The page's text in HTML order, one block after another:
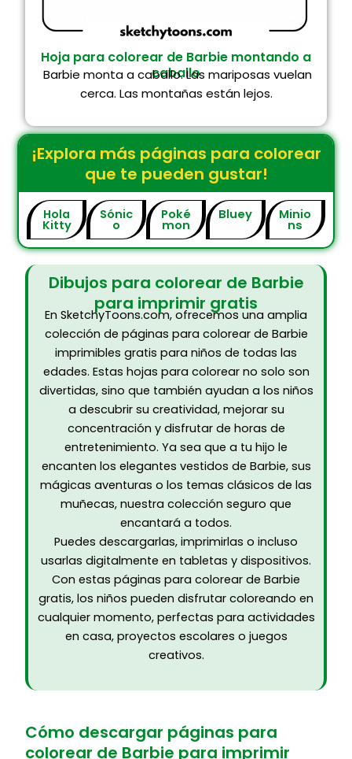
Hoja para colorear de Barbie montando a
caballo
Barbie monta a caballo. Las mariposas vuelan
cerca. Las montañas están lejos.
¡Explora más páginas para colorear
que te pueden gustar!
Hola
Kitty
Sónic
o
Poké
mon
Bluey Minio
ns
Dibujos para colorear de Barbie
para imprimir gratis
En SketchyToons.com, ofrecemos una amplia
colección de páginas para colorear de Barbie
imprimibles gratis para niños de todas las
edades. Estas hojas para colorear no solo son
divertidas, sino que también ayudan a los niños
a descubrir su creatividad, mejorar su
concentración y disfrutar de horas de
entretenimiento. Ya sea que a tu hijo le
encanten los elegantes vestidos de Barbie, sus
mágicas aventuras o los temas clásicos de las
muñecas, nuestra colección seguro que
encantará a todos.
Puedes descargarlas, imprimirlas o incluso
usarlas digitalmente en tabletas y dispositivos.
Con estas páginas para colorear de Barbie
gratis, los niños pueden disfrutar coloreando en
cualquier momento, perfectas para actividades
en casa, proyectos escolares o juegos
creativos.
Cómo descargar páginas para
colorear de Barbie para imprimir